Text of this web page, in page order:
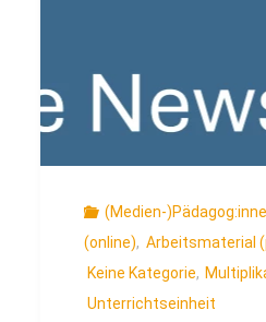
(Medien-
(online), Arbeitsmaterial
Keine Kategorie,
Unterrichtseinheit